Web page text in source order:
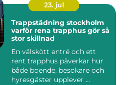
23. jul
Trappstädning stockholm
varför rena trapphus gör så
stor skillnad
En välskött entré och ett
rent trapphus påverkar hur
både boende, besökare och
hyresgäster upplever ...